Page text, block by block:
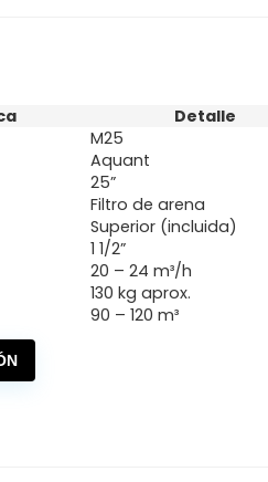
Detalle
M25
Aquant
25”
Filtro de arena
Superior (incluida)
1 1/2”
20 – 24 m³/h
130 kg aprox.
90 – 120 m³